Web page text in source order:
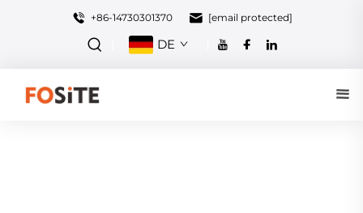
+86-14730301370 [email protected]
DE